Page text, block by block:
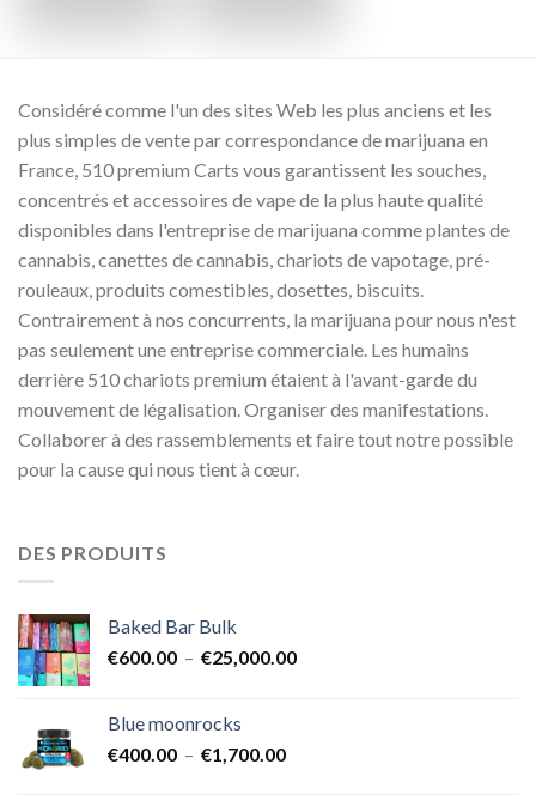
Considéré comme l'un des sites Web les plus anciens et les
plus simples de vente par correspondance de marijuana en
France, 510 premium Carts vous garantissent les souches,
concentrés et accessoires de vape de la plus haute qualité
disponibles dans l'entreprise de marijuana comme plantes de
cannabis, canettes de cannabis, chariots de vapotage, pré-
rouleaux, produits comestibles, dosettes, biscuits.
Contrairement à nos concurrents, la marijuana pour nous n'est
pas seulement une entreprise commerciale. Les humains
derrière 510 chariots premium étaient à l'avant-garde du
mouvement de légalisation. Organiser des manifestations.
Collaborer à des rassemblements et faire tout notre possible
pour la cause qui nous tient à cœur.
DES PRODUITS
Baked Bar Bulk
€600.00 – €25,000.00Plage
Blue moonrocks
€400.00 – €1,700.00Plage